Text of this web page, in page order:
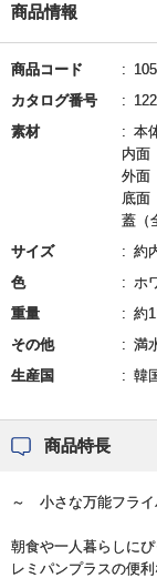
商品情報
商品コード
カタログ番号
素材
本
内面
外面
底面
蓋（
サイズ
約
色
ホ
重量
約
その他
満
生産国
韓
商品特長
～ 小さな万能フラ
朝食や一人暮らしに
レミパンプラスの便